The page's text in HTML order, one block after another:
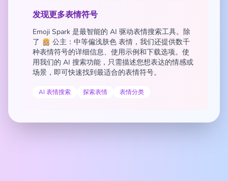
发现更多表情符号
Emoji Spark 是最智能的 AI 驱动表情搜索工具。除
了 👸🏼 公主：中等偏浅肤色 表情，我们还提供数千
种表情符号的详细信息、使用示例和下载选项。使
用我们的 AI 搜索功能，只需描述您想表达的情感或
场景，即可快速找到最适合的表情符号。
AI 表情搜索 探索表情 表情分类